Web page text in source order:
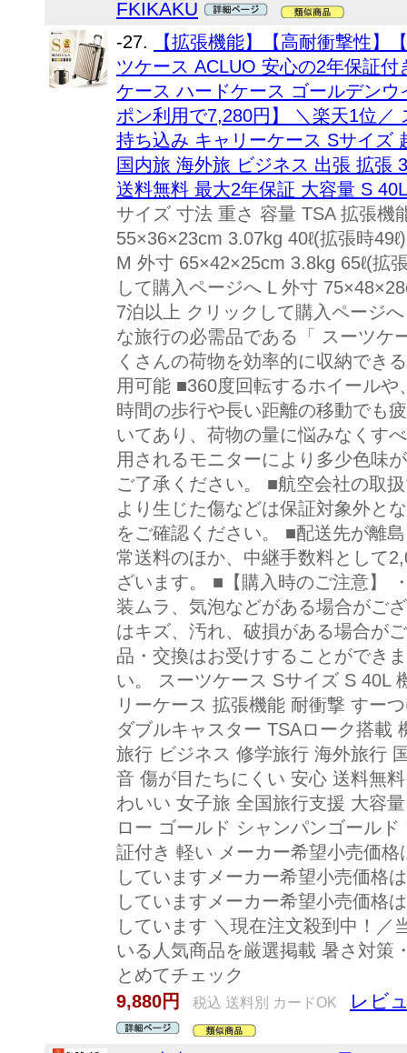
FKIKAKU
-27.
【拡張機能】【高耐衝撃性】
ツケース ACLUO 安心の2年保証
ケース ハードケース ゴールデン
ポン利用で7,280円】 ＼楽天1位／
持ち込み キャリーケース Sサイズ
国内旅 海外旅 ビジネス 出張 拡張
送料無料 最大2年保証 大容量 S 40L
サイズ 寸法 重さ 容量 TSA 拡張機
55×36×23cm 3.07kg 40ℓ(拡張時
M 外寸 65×42×25cm 3.8kg 65ℓ(拡
して購入ページへ L 外寸
7泊以上 クリックして購入ページ
な旅行の必需品である「 スーツケ
くさんの荷物を効率的に収納でき
用可能 ■360度回転するホイール
時間の歩行や長い距離の移動でも
いてあり、荷物の量に悩みなくす
用されるモニターにより多少色味
ご了承ください。 ■航空会社の取
より生じた傷などは保証対象外と
をご確認ください。 ■配送先が離
常送料のほか、中継手数料として
ざいます。 ■【購入時のご注意】
装ムラ、気泡などがある場合がご
はキズ、汚れ、破損がある場合が
品・交換はお受けすることができ
い。 スーツケース Sサイズ S 40L
リーケース 拡張機能 耐衝撃 すー
ダブルキャスター TSAローク搭載
旅行 ビジネス 修学旅行 海外旅行
音 傷が目たちにくい 安心 送料無
わいい 女子旅 全国旅行支援 大容
ロー ゴールド シャンパンゴール
証付き 軽い メーカー希望小売価
していますメーカー希望小売価格
していますメーカー希望小売価格
しています ＼現在注文殺到中！／
いる人気商品を厳選掲載 暑さ対策
とめてチェック
9,880円
税込 送料別 カードOK レビ